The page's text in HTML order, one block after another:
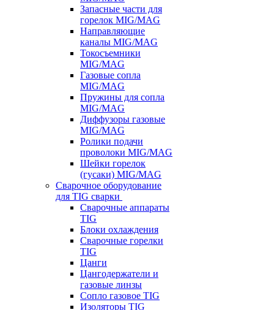
Запасные части для
горелок MIG/MAG
Направляющие
каналы MIG/MAG
Токосъемники
MIG/MAG
Газовые сопла
MIG/MAG
Пружины для сопла
MIG/MAG
Диффузоры газовые
MIG/MAG
Ролики подачи
проволоки MIG/MAG
Шейки горелок
(гусаки) MIG/MAG
Сварочное оборудование
для TIG сварки
Сварочные аппараты
TIG
Блоки охлаждения
Сварочные горелки
TIG
Цанги
Цангодержатели и
газовые линзы
Сопло газовое TIG
Изоляторы TIG